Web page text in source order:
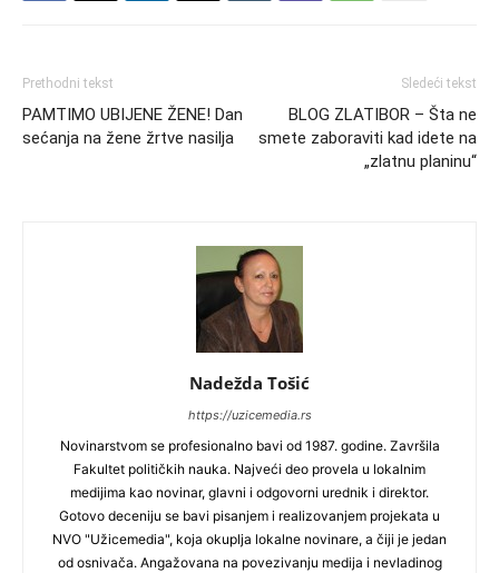
Prethodni tekst
PAMTIMO UBIJENE ŽENE! Dan
sećanja na žene žrtve nasilja
Sledeći tekst
BLOG ZLATIBOR – Šta ne
smete zaboraviti kad idete na
„zlatnu planinu“
Nadežda Tošić
https://uzicemedia.rs
Novinarstvom se profesionalno bavi od 1987. godine. Završila
Fakultet političkih nauka. Najveći deo provela u lokalnim
medijima kao novinar, glavni i odgovorni urednik i direktor.
Gotovo deceniju se bavi pisanjem i realizovanjem projekata u
NVO "Užicemedia", koja okuplja lokalne novinare, a čiji je jedan
od osnivača. Angažovana na povezivanju medija i nevladinog